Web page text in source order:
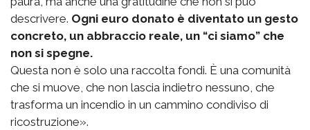
descrivere. Ogni euro donato è diventato un gesto
concreto, un abbraccio reale, un “ci siamo” che
non si spegne.
Questa non è solo una raccolta fondi. È una comunità
che si muove, che non lascia indietro nessuno, che
trasforma un incendio in un cammino condiviso di
ricostruzione».